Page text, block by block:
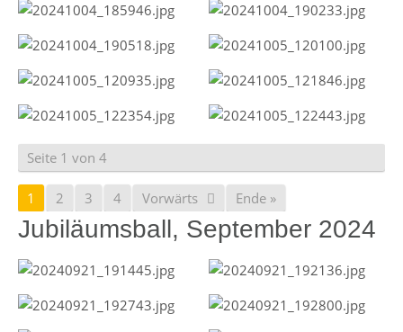
Seite 1 von 4
1 2 3 4 Vorwärts Ende »
Jubiläumsball, September 2024